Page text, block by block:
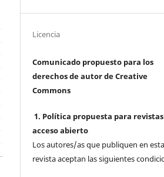
Licencia
Comunicado propuesto para los
derechos de autor de Creative
Commons
1. Política propuesta para
acceso abierto
Los autores/as que publiquen en esta
revista aceptan las siguientes